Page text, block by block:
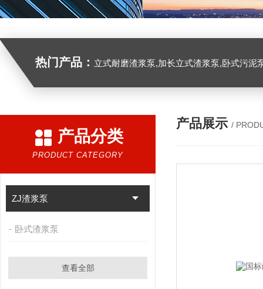
热门产品： 立式耐磨渣浆泵,加长立式渣浆泵,卧式污泥
产品分类
PRODUCT CATEGORY
ZJ渣浆泵
卧式渣浆泵
查看全部
产品展示 /